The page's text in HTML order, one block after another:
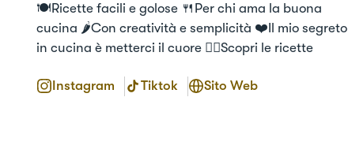
🍽Ricette facili e golose 🍴Per chi ama la buona
cucina 🌶Con creatività e semplicità ❤️Il mio segreto
in cucina è metterci il cuore 👇🏻Scopri le ricette
Instagram Tiktok Sito Web